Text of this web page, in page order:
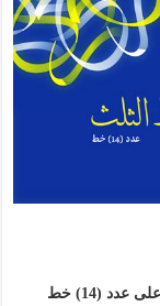
مجموعة خطوط الثلث – عدد (14) خط .. ويحتوي على عدد (14) خط